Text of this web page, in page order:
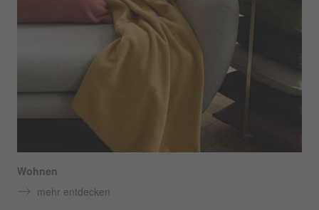
Wohnen
mehr entdecken